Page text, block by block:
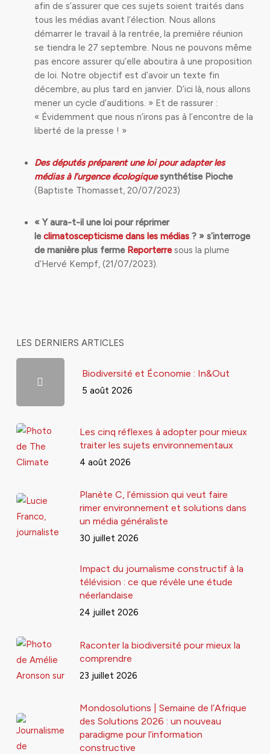
afin de s’assurer que ces sujets soient traités dans
tous les médias avant l’élection. Nous allons
démarrer le travail à la rentrée, la première réunion
se tiendra le 27 septembre. Nous ne pouvons même
pas encore assurer qu’elle aboutira à une proposition
de loi. Notre objectif est d’avoir un texte fin
décembre, au plus tard en janvier. D’ici là, nous allons
mener un cycle d’auditions. » Et de rassurer :
« Évidemment que nous n’irons pas à l’encontre de la
liberté de la presse ! »
Des députés préparent une loi pour adapter les
médias à l’urgence écologique synthétise Pioche
(Baptiste Thomasset, 20/07/2023)
« Y aura-t-il une loi pour réprimer
leclimatoscepticisme dans les médias? » s’interroge
de manière plus ferme Reporterresous la plume
d’Hervé Kempf, (21/07/2023).
LES DERNIERS ARTICLES
Biodiversité et Économie : In&Out
5 août 2026
Les cinq réflexes à adopter pour mieux
traiter les sujets environnementaux
4 août 2026
Planète C, l’émission qui veut faire
rimer environnement et solutions dans
un média généraliste
30 juillet 2026
Impact du journalisme constructif à la
télévision : ce que révèle une étude
néerlandaise
24 juillet 2026
Raconter la biodiversité pour mieux la
comprendre
23 juillet 2026
Mondosolutions | Semaine de l’Afrique
des Solutions 2026 : un nouveau
paradigme pour l’information
constructive